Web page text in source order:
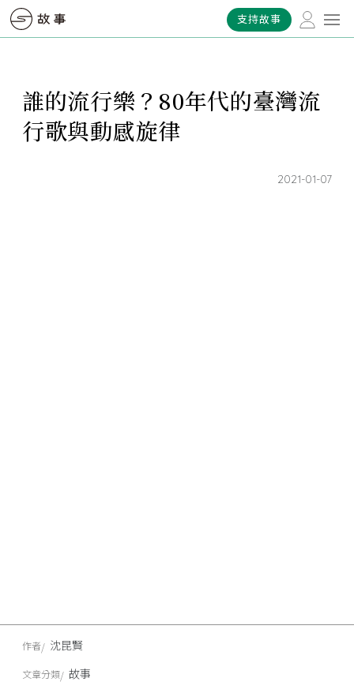
支持故事
誰的流行樂？80年代的臺灣流
行歌與動感旋律
2021-01-07
作者 沈昆賢
文章分類 故事